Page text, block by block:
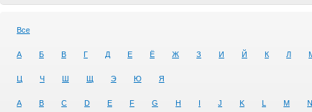
Все
А Б В Г Д Е Ё Ж З И Й К Л
Ц Ч Ш Щ Э Ю Я
A B C D E F G H I J K L M N